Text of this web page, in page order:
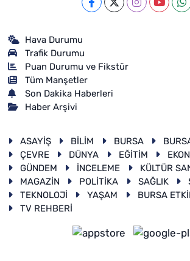
Hava Durumu
Trafik Durumu
Puan Durumu ve Fikstür
Tüm Manşetler
Son Dakika Haberleri
Haber Arşivi
ASAYİŞ BİLİM BURSA
ÇEVRE
DÜNYA EĞİTİM
GÜNDEM
İNCELEME
KÜLTÜR
MAGAZİN
POLİTİKA SAĞLIK
TEKNOLOJİ
YAŞAM
BURSA
TV REHBERİ